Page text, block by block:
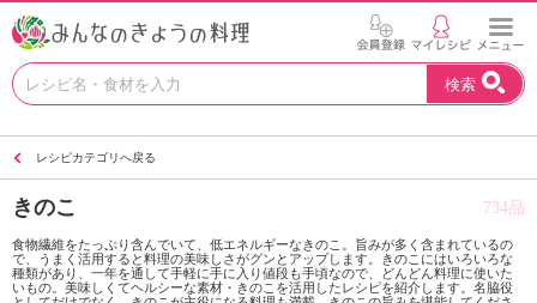
お
い
を
見
つ
検索
レシピカテゴリへ戻る
きのこ 734品
食物繊維をたっぷり含んでいて、低エネルギーなきのこ。旨みが多く含まれているの
で、うまく活用すると料理の美味しさがグンとアップします。きのこにはいろいろな
種類があり、一年を通して手軽に手に入り値段も手頃なので、どんどん料理に使いた
いもの。美味しくてヘルシーな素材・きのこを活用したレシピを紹介します。名脇役